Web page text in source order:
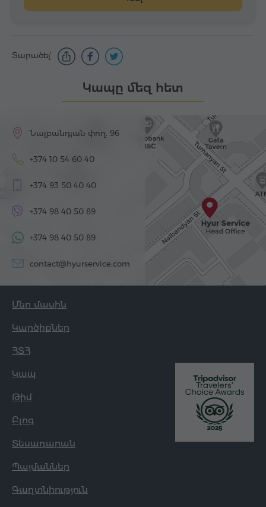
Տարածել՝
Կապը մեզ հետ
Նալբանդյան փող. 96
+374 10 54 60 40
+374 93 50 40 40
+374 98 40 50 89
+374 98 40 50 89
contact@hyurservice.com
Մեր մասին
Կարծիքներ
ՀՏՀ
Կապ
Թիմ
Բլոգ
Տեսադարան
Պայմաններ
Գաղտնիություն